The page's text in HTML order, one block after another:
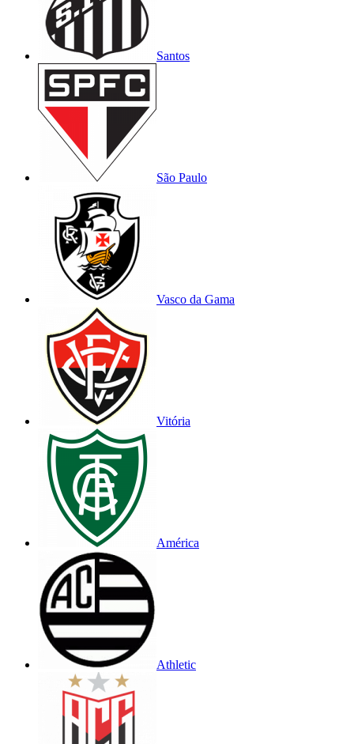
Santos
São Paulo
Vasco da Gama
Vitória
América
Athletic